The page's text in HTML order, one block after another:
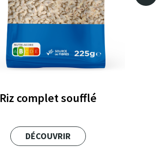
Riz complet soufflé
DÉCOUVRIR